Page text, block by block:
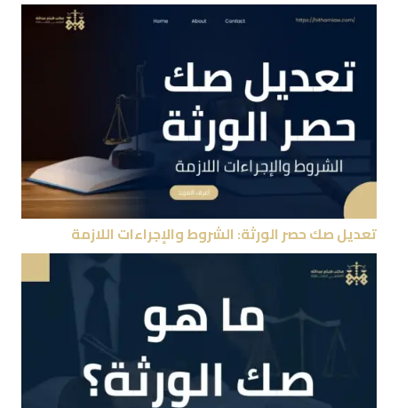
تعديل صك حصر الورثة: الشروط والإجراءات اللازمة